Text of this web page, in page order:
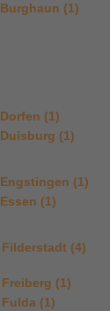
Burghaun (1)
Dorfen (1)
Duisburg (1)
Engstingen (1)
Essen (1)
Filderstadt (4)
Freiberg (1)
Fulda (1)